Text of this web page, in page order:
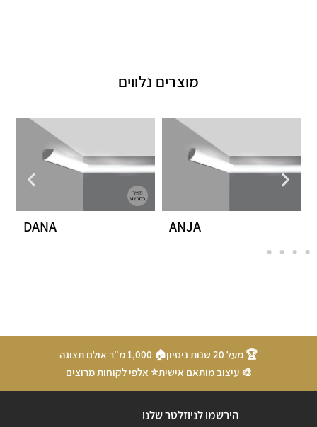
מוצרים נלווים
🏆 מעל 20 שנות ניסיון
🏠 1,000 מ"ר אולם תצוגה
🎨 עיצוב מותאם אישית⭐ אלפי לקוחות מרוצים
הירשמו לניוזלטר שלנו